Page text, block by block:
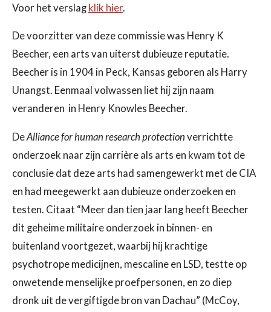
Voor het verslag klik hier.
De voorzitter van deze commissie was Henry K
Beecher, een arts van uiterst dubieuze reputatie.
Beecher is in 1904 in Peck, Kansas geboren als Harry
Unangst. Eenmaal volwassen liet hij zijn naam
veranderen in Henry Knowles Beecher.
DeAlliance for human research protection verrichtte
onderzoek naar zijn carrière als arts en kwam tot de
conclusie dat deze arts had samengewerkt met de CIA
en had meegewerkt aan dubieuze onderzoeken en
testen. Citaat “Meer dan tien jaar lang heeft Beecher
dit geheime militaire onderzoek in binnen- en
buitenland voortgezet, waarbij hij krachtige
psychotrope medicijnen, mescaline en LSD, testte op
onwetende menselijke proefpersonen, en zo diep
dronk uit de vergiftigde bron van Dachau” (McCoy,